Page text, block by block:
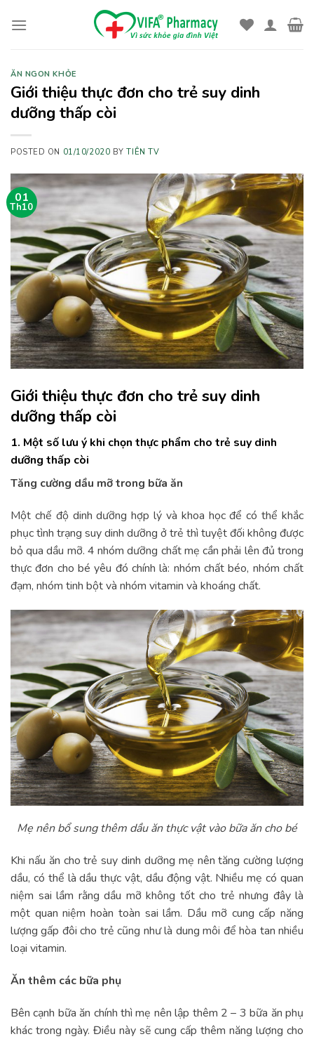
ĂN NGON KHỎE
Giới thiệu thực đơn cho trẻ suy dinh
dưỡng thấp còi
POSTED ON 01/10/2020 BYTIÊN TV
01
Th10
Giới thiệu thực đơn cho trẻ suy dinh
dưỡng thấp còi
1. Một số lưu ý khi chọn thực phẩm cho trẻ suy dinh
dưỡng thấp còi
Tăng cường dầu mỡ trong bữa ăn
Một chế độ dinh dưỡng hợp lý và khoa học để có thể khắc
phục tình trạng suy dinh dưỡng ở trẻ thì tuyệt đối không được
bỏ qua dầu mỡ. 4 nhóm dưỡng chất mẹ cần phải lên đủ trong
thực đơn cho bé yêu đó chính là: nhóm chất béo, nhóm chất
đạm, nhóm tinh bột và nhóm vitamin và khoáng chất.
Mẹ nên bổ sung thêm dầu ăn thực vật vào bữa ăn cho bé
Khi nấu ăn cho trẻ suy dinh dưỡng mẹ nên tăng cường lượng
dầu, có thể là dầu thực vật, dầu động vật. Nhiều mẹ có quan
niệm sai lầm rằng dầu mỡ không tốt cho trẻ nhưng đây là
một quan niệm hoàn toàn sai lầm. Dầu mỡ cung cấp năng
lượng gấp đôi cho trẻ cũng như là dung môi để hòa tan nhiều
loại vitamin.
Ăn thêm các bữa phụ
Bên cạnh bữa ăn chính thì mẹ nên lập thêm 2 – 3 bữa ăn phụ
khác trong ngày. Điều này sẽ cung cấp thêm năng lượng cho